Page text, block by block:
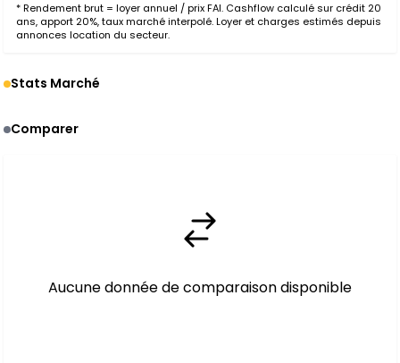
* Rendement brut = loyer annuel / prix FAI. Cashflow calculé sur crédit 20
ans, apport 20%, taux marché interpolé. Loyer et charges estimés depuis
annonces location du secteur.
Stats Marché
Comparer
Aucune donnée de comparaison disponible